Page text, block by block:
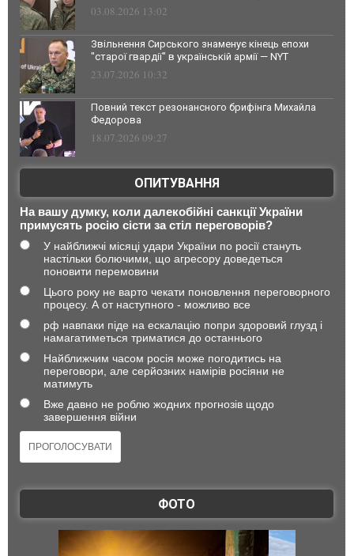
03.08.2026 13:02
Звільнення Сирського знаменує кінець епохи
"старої гвардії" в українській армії — NYT
23.07.2026 10:32
Повний текст резонансного брифінга Михайла
Федорова
18.07.2026 09:27
ОПИТУВАННЯ
На вашу думку, коли далекобійні санкції України
примусять росію сісти за стіл переговорів?
У найближчі місяці удари України по росії стануть
настільки болючими, що агресору доведеться
поновити перемовини
Цього року не варто чекати поновлення переговорного
процесу. А от наступного - можливо все
рф навпаки піде на ескалацію попри здоровий глузд і
намагатиметься триматися до останнього
Найближчим часом росія може погодитись на
переговори, але серйозних намірів росіяни не
матимуть
Вже давно не роблю жодних прогнозів щодо
завершення війни
ФОТО